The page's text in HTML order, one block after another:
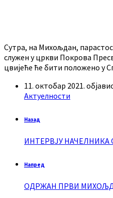
Сутра, на Михољдан,
служен у цркви Покрова
цвијеће ће бити положено у
11. октобар 2021.
Актуелности
Назад
ИНТЕРВЈУ НАЧЕЛНИКА
Напред
ОДРЖАН ПРВИ